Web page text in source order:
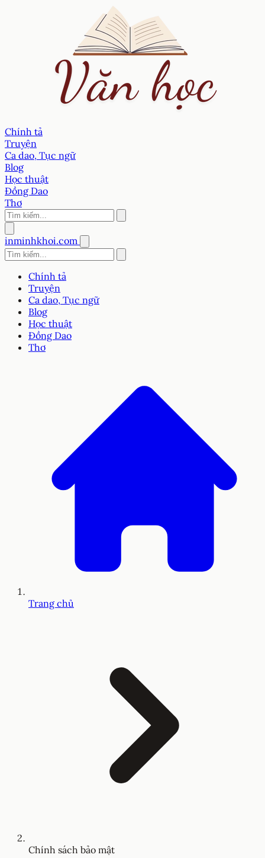
Chính tả
Truyện
Ca dao, Tục ngữ
Blog
Học thuật
Đồng Dao
Thơ
inminhkhoi.com
Chính tả
Truyện
Ca dao, Tục ngữ
Blog
Học thuật
Đồng Dao
Thơ
Trang chủ
Chính sách bảo mật